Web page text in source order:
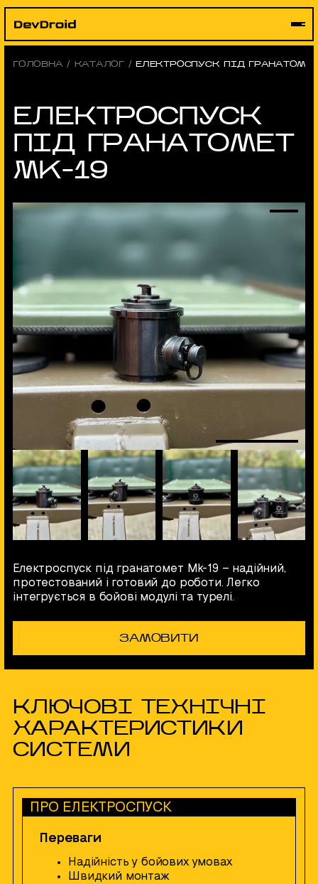
Skip
ГОЛОВНА / КАТАЛОГ/ ЕЛЕКТРОСПУСК ПІД ГРАНАТОМЕТ
ЕЛЕКТРОСПУСК
ПІД ГРАНАТОМЕТ
MK-19
Електроспуск під гранатомет Mk-19 – надійний,
протестований і готовий до роботи. Легко
інтегрується в бойові модулі та турелі.
ЗАМОВИТИ
КЛЮЧОВІ ТЕХНІЧНІ
ХАРАКТЕРИСТИКИ
СИСТЕМИ
ПРО ЕЛЕКТРОСПУСК
Переваги
Надійність у бойових умовах
Швидкий монтаж